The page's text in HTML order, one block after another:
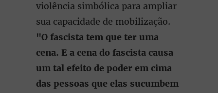
violência simbólica para ampliar
sua capacidade de mobilização.
"O fascista tem que ter uma
cena. E a cena do fascista causa
um tal efeito de poder em cima
das pessoas que elas sucumbem